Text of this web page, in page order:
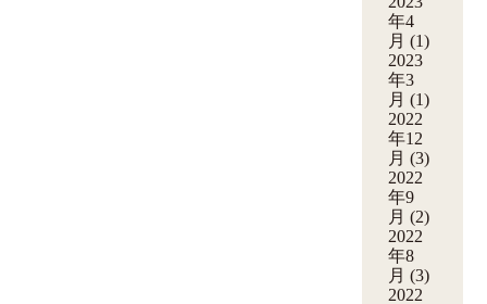
年4
月 (1)
2023
年3
月 (1)
2022
年12
月 (3)
2022
年9
月 (2)
2022
年8
月 (3)
2022